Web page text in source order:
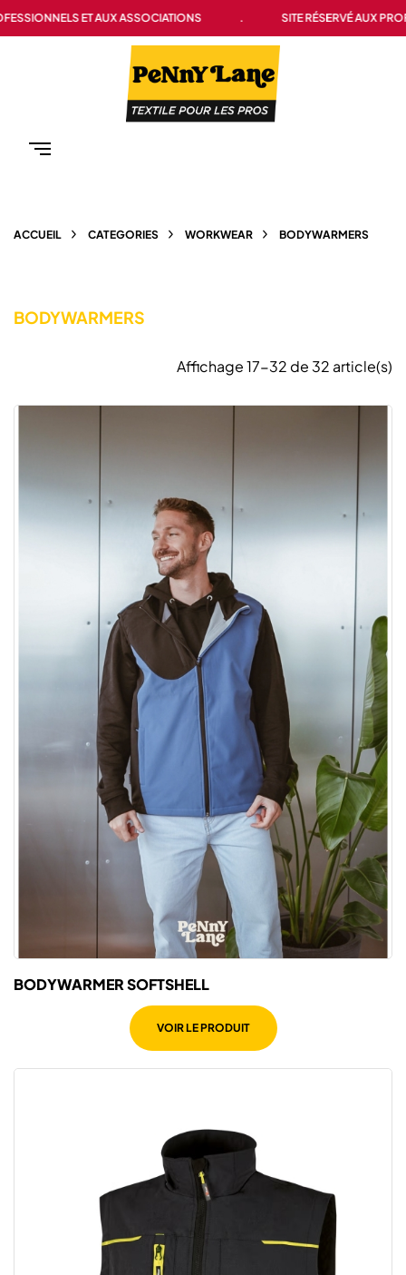
ET AUX ASSOCIATIONS . SITE RÉSERVÉ AUX
ACCUEIL CATEGORIES WORKWEAR BODYWARMERS
BODYWARMERS
Affichage 17-32 de 32 article(s)
BODYWARMER SOFTSHELL
VOIR LE PRODUIT